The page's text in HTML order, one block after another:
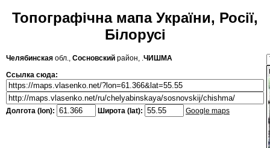
Топографічна мапа України, Росії,
Білорусі
Челябинская обл., Сосновский район, .ЧИШМА
Ссылка сюда:
Долгота (lon): Широта (lat): Google maps